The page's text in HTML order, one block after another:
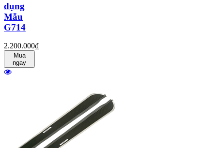
dụng
Mẫu
G714
2.200.000₫
Mua
ngay